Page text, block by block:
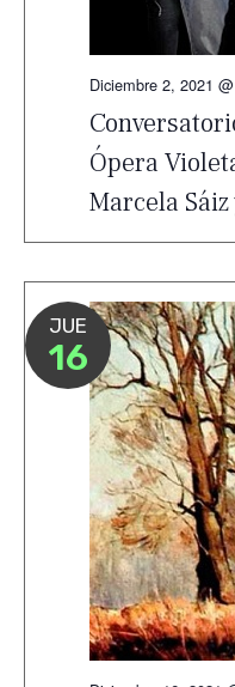
Ópera
Marcela Sáiz
Diciembre 2, 2021
JUE
16